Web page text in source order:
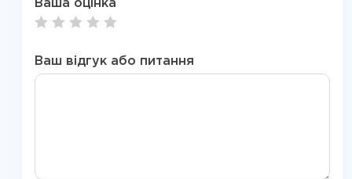
Ваша оцінка
Ваш відгук або питання